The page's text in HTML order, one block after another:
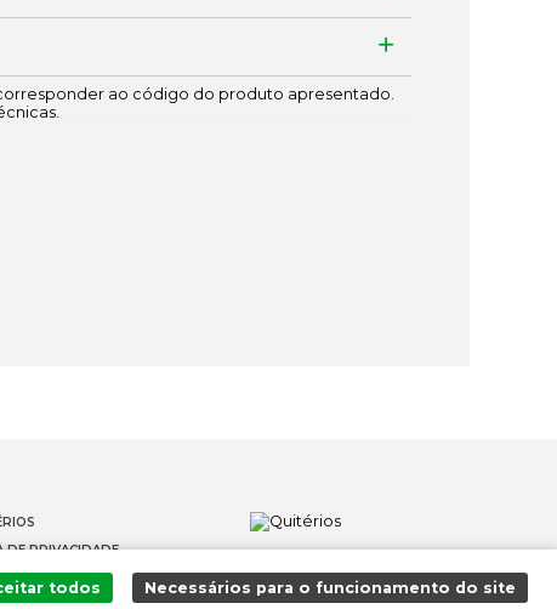
ao código do produto apresentado.
DE PRIVACIDADE
todos Necessários para o funcionamento do site